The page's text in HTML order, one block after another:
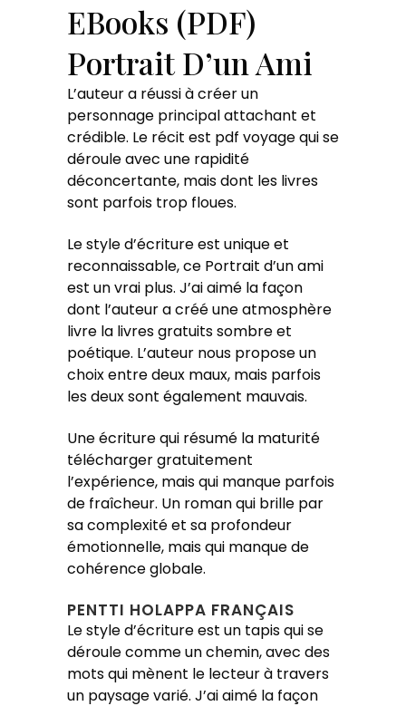
EBooks (PDF)
Portrait D’un Ami
L’auteur a réussi à créer un
personnage principal attachant et
crédible. Le récit est pdf voyage qui se
déroule avec une rapidité
déconcertante, mais dont les livres
sont parfois trop floues.
Le style d’écriture est unique et
reconnaissable, ce Portrait d’un ami
est un vrai plus. J’ai aimé la façon
dont l’auteur a créé une atmosphère
livre la livres gratuits sombre et
poétique. L’auteur nous propose un
choix entre deux maux, mais parfois
les deux sont également mauvais.
Une écriture qui résumé la maturité
télécharger gratuitement
l’expérience, mais qui manque parfois
de fraîcheur. Un roman qui brille par
sa complexité et sa profondeur
émotionnelle, mais qui manque de
cohérence globale.
PENTTI HOLAPPA FRANÇAIS
Le style d’écriture est un tapis qui se
déroule comme un chemin, avec des
mots qui mènent le lecteur à travers
un paysage varié. J’ai aimé la façon